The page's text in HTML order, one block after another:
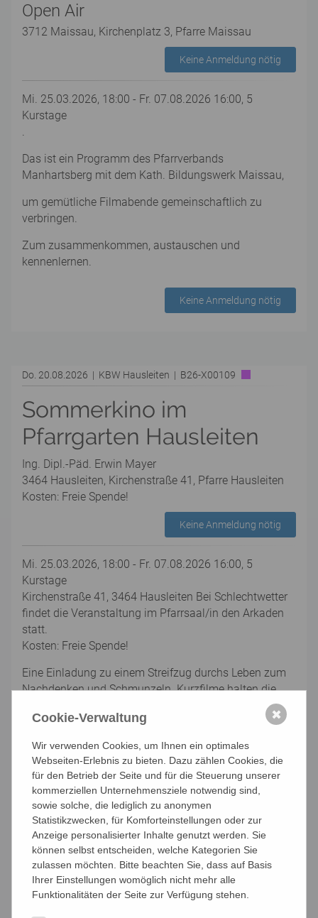
Open Air
3712 Maissau, Kirchenplatz 3, Pfarre Maissau
Keine Anmeldung nötig
Mi. 25.03.2026, 18:00 - Fr. 07.08.2026 16:00, 5
Kurstage
.
Das ist ein Programm des Pfarrverbands
Manhartsberg mit dem Kath. Bildungswerk Maissau,
um gemütliche Filmabende gemeinschaftlich zu
verbringen.
Zum zusammenkommen, austauschen und
kennenlernen.
Keine Anmeldung nötig
Do. 20.08.2026 | KBW Hausleiten | B26-X00109
Sommerkino im
Pfarrgarten Hausleiten
Ing. Dipl.-Päd. Erwin Mayer
3464 Hausleiten, Kirchenstraße 41, Pfarre Hausleiten
Kosten: Freie Spende!
Keine Anmeldung nötig
Mi. 25.03.2026, 18:00 - Fr. 07.08.2026 16:00, 5
Kurstage
Kirchenstraße 41, 3464 Hausleiten Bei Schlechtwetter
findet die Veranstaltung im Pfarrsaal/in den Arkaden
statt.
Kosten: Freie Spende!
Eine Einladung zu einem Streifzug durchs Leben zum
Nachdenken und Schmunzeln. Kurzfilme halten die
Ungewohntes, öffnen das Herz für das Andere und
Keine Anmeldung nötig
Sa. 22.08.2026 | KBW Klosterneuburg St. Martin | B26-
Y00152
Cookie-Verwaltung
Wir verwenden Cookies, um Ihnen ein optimales
Webseiten-Erlebnis zu bieten. Dazu zählen Cookies, die
für den Betrieb der Seite und für die Steuerung unserer
kommerziellen Unternehmensziele notwendig sind,
sowie solche, die lediglich zu anonymen
Statistikzwecken, für Komforteinstellungen oder zur
Anzeige personalisierter Inhalte genutzt werden. Sie
können selbst entscheiden, welche Kategorien Sie
zulassen möchten. Bitte beachten Sie, dass auf Basis
Ihrer Einstellungen womöglich nicht mehr alle
Funktionalitäten der Seite zur Verfügung stehen.
✖